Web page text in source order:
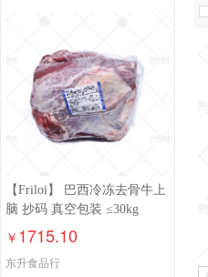
【Friloi】 巴西冷冻去骨牛上
脑 抄码 真空包装 ≤30kg
￥ 1715.10
东升食品行